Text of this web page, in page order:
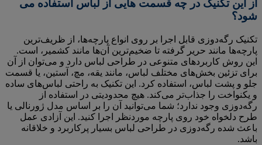
از این تکنیک در چه قسمت هایی از لباس استفاده می
شود؟
تکنیک رگه‌دوزی قابل اجرا بر روی انواع پارچه‌ها، از ظریف‌ترین
پارچه‌ها مانند حریر گرفته تا ضخیم‌ترین آن‌ها مانند کشمیر، است.
این روش کاربردهای متنوعی در طراحی لباس دارد و می‌توان از آن
برای تزئین بخش‌های مختلف لباس، مانند یقه، مچ، آستین، یا قسمت
جلو و پشت لباس، استفاده کرد. این تکنیک به راحتی لباس‌های ساده
و یکنواخت را جذاب‌تر می‌کند. هیچ محدودیتی در استفاده از
رگه‌دوزی وجود ندارد؛ شما می‌توانید آن را بر اساس مدل ژورنالی یا
طرح دلخواه خود روی پارچه موردنظر اجرا کنید. این آزادی عمل
باعث شده رگه‌دوزی در طراحی لباس بسیار پرکاربرد و خلاقانه
باشد.